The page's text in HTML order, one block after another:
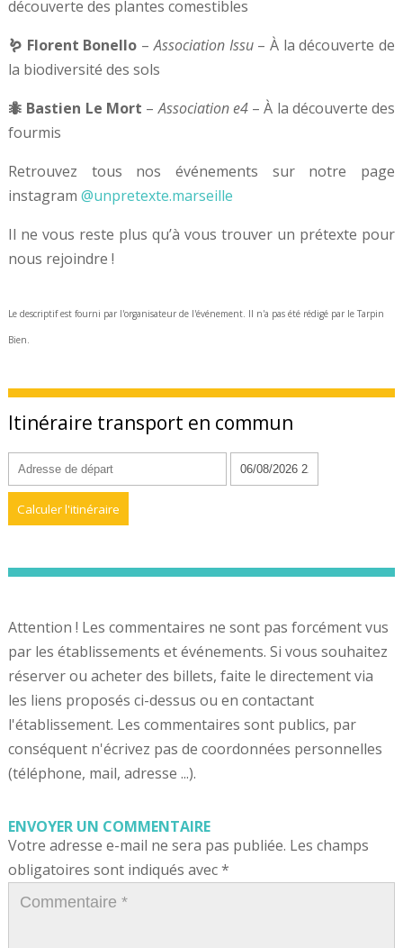
découverte des plantes comestibles
🪱 Florent Bonello –Association Issu – À la découverte de
la biodiversité des sols
🐜 Bastien Le Mort – Association e4– À la découverte des
fourmis
Retrouvez tous nos événements sur notre page
instagram @unpretexte.marseille
Il ne vous reste plus qu’à vous trouver un prétexte pour
nous rejoindre !
Le descriptif est fourni par l'organisateur de l'événement. Il n'a pas été rédigé par le Tarpin
Bien.
Itinéraire transport en commun
Attention ! Les commentaires ne sont pas forcément vus
par les établissements et événements. Si vous souhaitez
réserver ou acheter des billets, faite le directement via
les liens proposés ci-dessus ou en contactant
l'établissement. Les commentaires sont publics, par
conséquent n'écrivez pas de coordonnées personnelles
(téléphone, mail, adresse ...).
ENVOYER UN COMMENTAIRE
Votre adresse e-mail ne sera pas publiée. Les champs
obligatoires sont indiqués avec*